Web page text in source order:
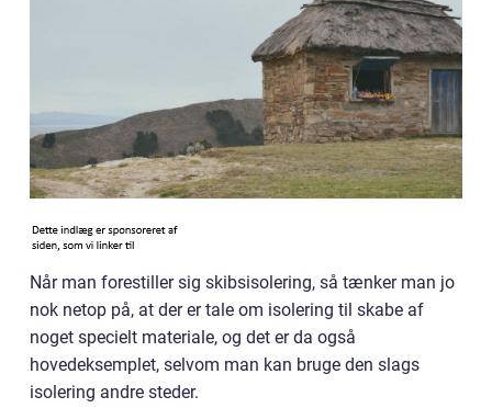
Når man forestiller sig skibsisolering, så tænker man jo
nok netop på, at der er tale om isolering til skabe af
noget specielt materiale, og det er da også
hovedeksemplet, selvom man kan bruge den slags
isolering andre steder.